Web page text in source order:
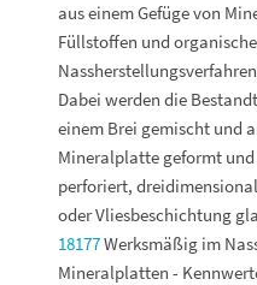
aus einem Gefüge von
Füllstoffen und
Dabei werden die
einem Brei gemischt und
Mineralplatte geformt
perforiert,
oder Vliesbeschichtung
18177Werksmäßig im
Mineralplatten -